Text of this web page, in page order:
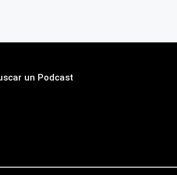
un Podcast